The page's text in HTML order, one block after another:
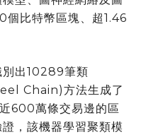
比特幣區塊、超1.46
別出10289筆類
Chain)方法生成了
600萬條交易邊的區
，該機器學習聚類模